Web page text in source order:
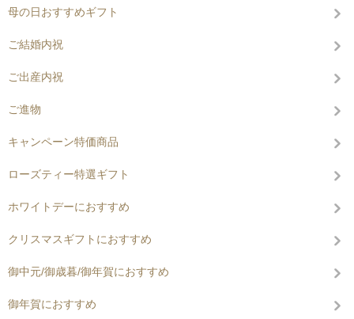
母の日おすすめギフト
ご結婚内祝
ご出産内祝
ご進物
キャンペーン特価商品
ローズティー特選ギフト
ホワイトデーにおすすめ
クリスマスギフトにおすすめ
御中元/御歳暮/御年賀におすすめ
御年賀におすすめ